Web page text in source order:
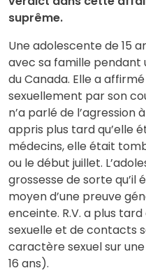
suprême.
Une adolescente de 15
avec sa famille pendant
du Canada. Elle a
sexuellement par son
n’a parlé de l’agression
appris plus tard qu’elle
médecins, elle était
ou le début juillet.
grossesse de sorte qu’il
moyen d’une preuve
enceinte. R.V. a plus
sexuelle et de contacts
caractère sexuel sur
16 ans).